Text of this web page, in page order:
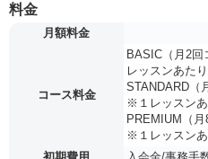
料金
月額料金
コース料金
BASIC（月2
レッスンあた
STANDARD（
※１レッスン
PREMIUM（月
※１レッスン